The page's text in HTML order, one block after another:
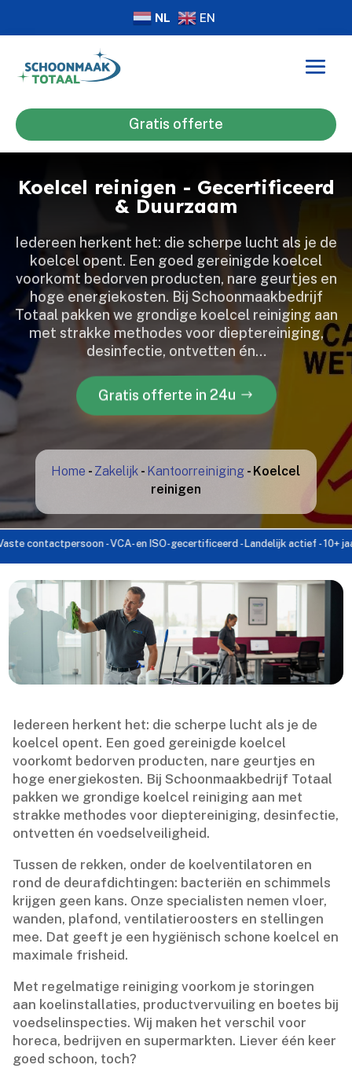
NL EN
Gratis offerte
Koelcel reinigen - Gecertificeerd
& Duurzaam
Iedereen herkent het: die scherpe lucht als je de
koelcel opent.​ Een goed gereinigde koelcel
voorkomt bedorven producten, nare geurtjes en
hoge energiekosten.​ Bij Schoonmaakbedrijf
Totaal pakken we grondige koelcel reiniging aan
met strakke methodes voor dieptereiniging,
desinfectie, ontvetten én…
Gratis offerte in 24u
Home - Zakelijk - Kantoorreiniging - Koelcel
reinigen
- VCA- en ISO-gecertificeerd - Landelijk actief - 10+ jaar
Iedereen herkent het: die scherpe lucht als je de
koelcel opent.​ Een goed gereinigde koelcel
voorkomt bedorven producten, nare geurtjes en
hoge energiekosten.​ Bij Schoonmaakbedrijf Totaal
pakken we grondige koelcel reiniging aan met
strakke methodes voor dieptereiniging, desinfectie,
ontvetten én voedselveiligheid.​
Tussen de rekken, onder de koelventilatoren en
rond de deurafdichtingen: bacteriën en schimmels
krijgen geen kans.​ Onze specialisten nemen vloer,
wanden, plafond, ventilatieroosters en stellingen
mee.​ Dat geeft je een hygiënisch schone koelcel en
maximale frisheid.​
Met regelmatige reiniging voorkom je storingen
aan koelinstallaties, productvervuiling en boetes bij
voedselinspecties.​ Wij maken het verschil voor
horeca, bedrijven en supermarkten.​ Liever één keer
goed schoon, toch?